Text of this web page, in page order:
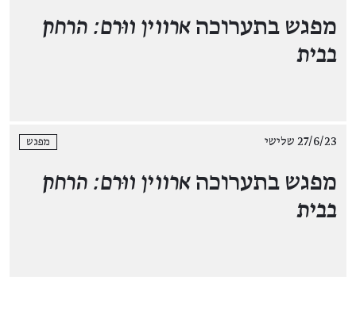
מפגש בתערוכה ארווין ווּרם: הרחק
בבית
27/6/23 שלישי מפגש
מפגש בתערוכה ארווין ווּרם: הרחק
בבית